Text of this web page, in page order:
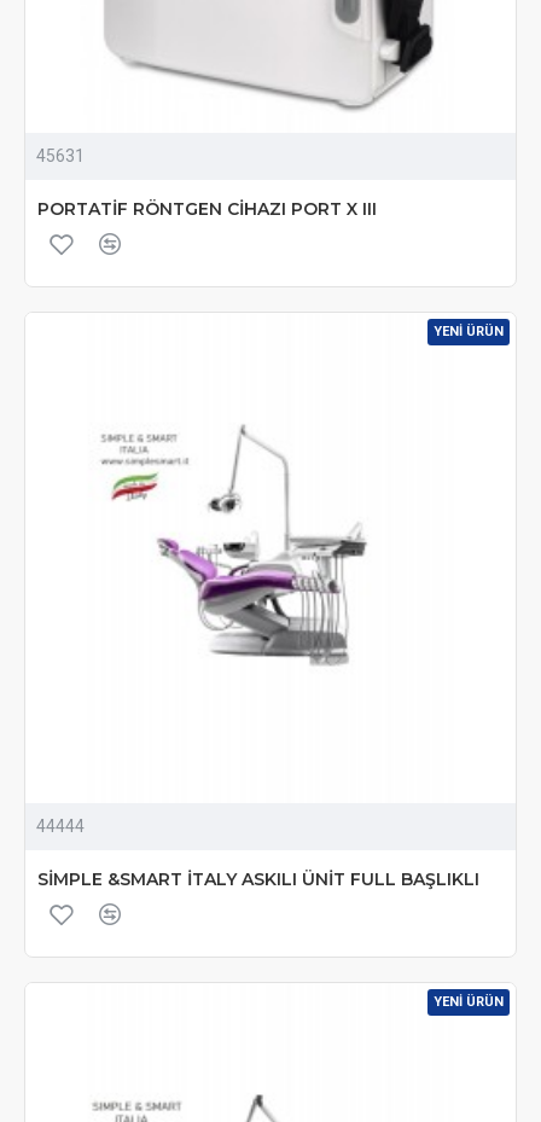
45631
PORTATİF RÖNTGEN CİHAZI PORT X III
YENI ÜRÜN
44444
SİMPLE &SMART İTALY ASKILI ÜNİT FULL BAŞLIKLI
YENI ÜRÜN